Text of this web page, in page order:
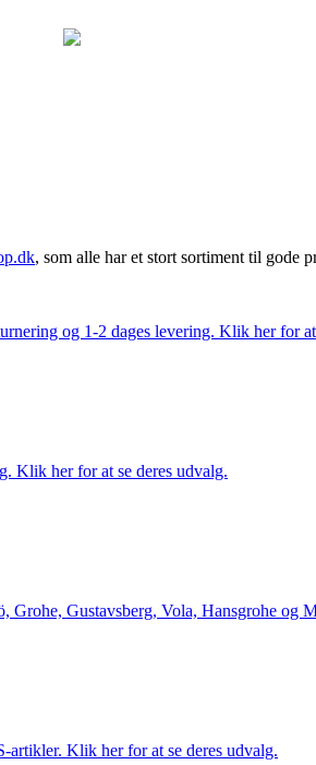
, som alle har et stort sortiment til gode
og 1-2 dages levering. Klik her for
Klik her for at se deres udvalg.
Gustavsberg, Vola, Hansgrohe og
artikler. Klik her for at se deres udvalg.